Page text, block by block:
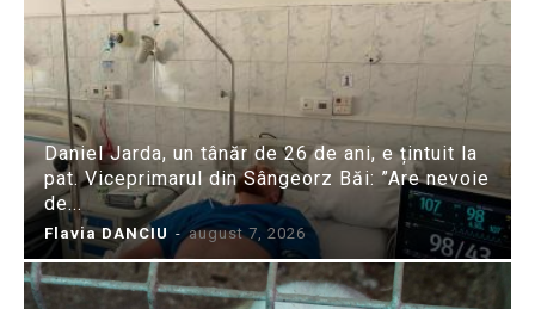
Daniel Jarda, un tânăr de 26 de ani, e țintuit la
pat. Viceprimarul din Sângeorz Băi: ”Are nevoie
de...
Flavia DANCIU - august 7, 2026